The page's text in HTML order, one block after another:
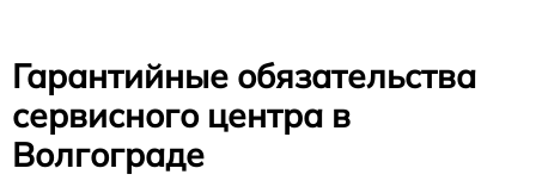
Гарантийные обязательства
сервисного центра в
Волгограде